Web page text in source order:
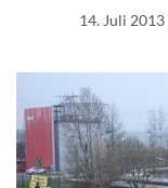
14. Juli 2013